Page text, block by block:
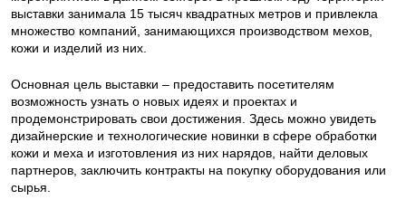
выставки занимала 15 тысяч квадратных метров и привлекла
множество компаний, занимающихся производством мехов,
кожи и изделий из них.
Основная цель выставки – предоставить посетителям
возможность узнать о новых идеях и проектах и
продемонстрировать свои достижения. Здесь можно увидеть
дизайнерские и технологические новинки в сфере обработки
кожи и меха и изготовления из них нарядов, найти деловых
партнеров, заключить контракты на покупку оборудования или
сырья.